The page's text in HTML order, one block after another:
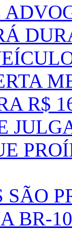
R$
SÃO
BR-